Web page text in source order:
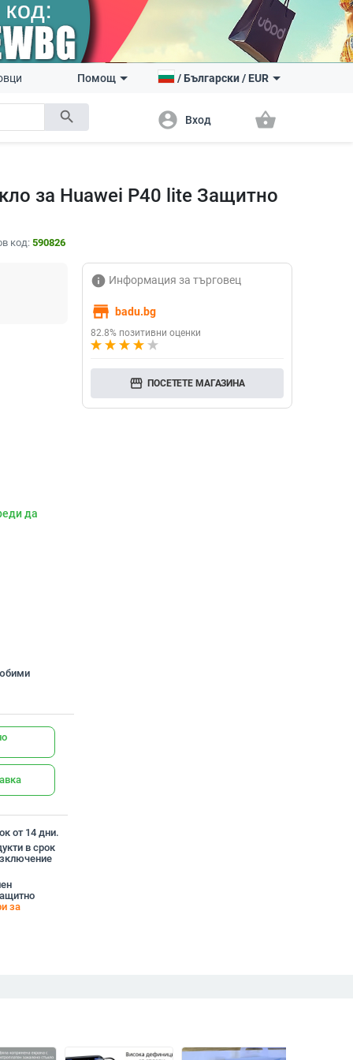
search
Помощ /Български/ EUR
account_circle Вход shopping_basket
за Huawei P40 lite Защитно
код: 590826
да
от 14 дни.
в срок
за
info Информация за търговец
store badu.bg
82.8% позитивни оценки
storefront ПОСЕТЕТЕ МАГАЗИНА